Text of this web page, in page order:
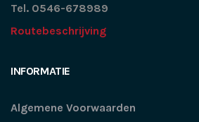
Tel. 0546-678989
Routebeschrijving
INFORMATIE
Algemene Voorwaarden